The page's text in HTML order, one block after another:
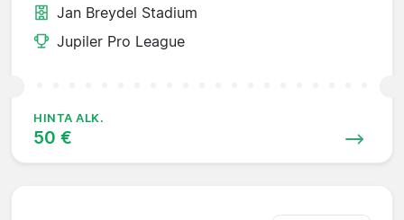
Jan Breydel Stadium
Jupiler Pro League
HINTA ALK.
50 €